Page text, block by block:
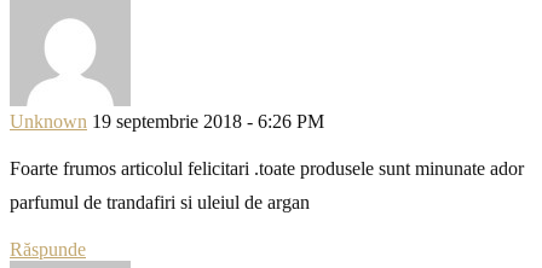
Unknown 19 septembrie 2018 - 6:26 PM
Foarte frumos articolul felicitari .toate produsele sunt minunate ador
parfumul de trandafiri si uleiul de argan
Răspunde